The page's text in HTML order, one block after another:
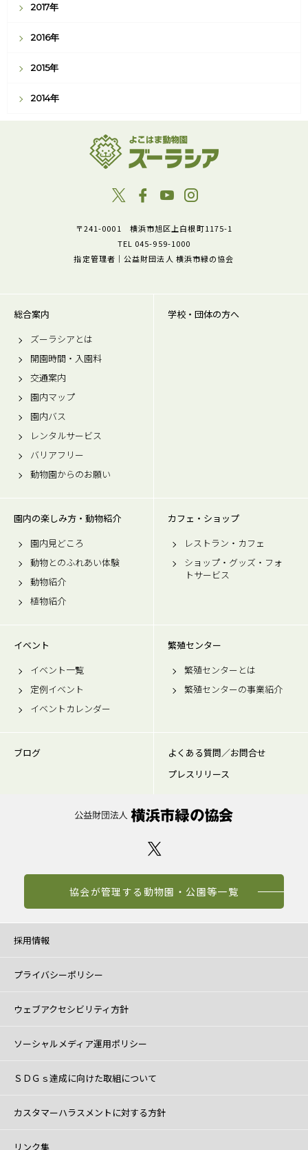
2017年
2016年
2015年
2014年
〒241-0001 横浜市旭区上白根町1175-1
TEL 045-959-1000
指定管理者｜公益財団法人 横浜市緑の協会
総合案内
ズーラシアとは
開園時間・入園料
交通案内
園内マップ
園内バス
レンタルサービス
バリアフリー
動物園からのお願い
学校・団体の方へ
園内の楽しみ方・動物紹介
園内見どころ
動物とのふれあい体験
動物紹介
植物紹介
カフェ・ショップ
レストラン・カフェ
ショップ・グッズ・フォ
トサービス
イベント
イベント一覧
定例イベント
イベントカレンダー
繁殖センター
繁殖センターとは
繁殖センターの事業紹介
ブログ
よくある質問／お問合せ
プレスリリース
協会が管理する動物園・公園等一覧
採用情報
プライバシーポリシー
ウェブアクセシビリティ方針
ソーシャルメディア運用ポリシー
ＳＤＧｓ達成に向けた取組について
カスタマーハラスメントに対する方針
リンク集